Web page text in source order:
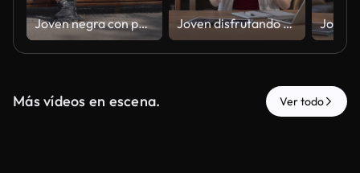
Joven negra con patines disfrutando de un café al aire libre Joven disfrutando de la música y el baile mientras trabaja en casa
Más vídeos en escena. Ver todo